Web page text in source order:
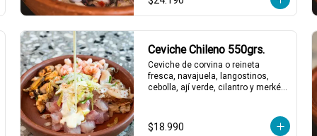
buscan algo especial y lleno de
sabor! 🐙🍋
2 a 3 personas comen de este
*El peso neto corresponde al
producto en su presentación
completa, salsas o
acompañamientos incluidos.
Ceviche Chileno 550grs.
Ceviche de corvina o reineta
fresca, navajuela, langostinos,
cebolla, ají verde, cilantro y merkén
obvio si es chileno es weno!!
$18.990